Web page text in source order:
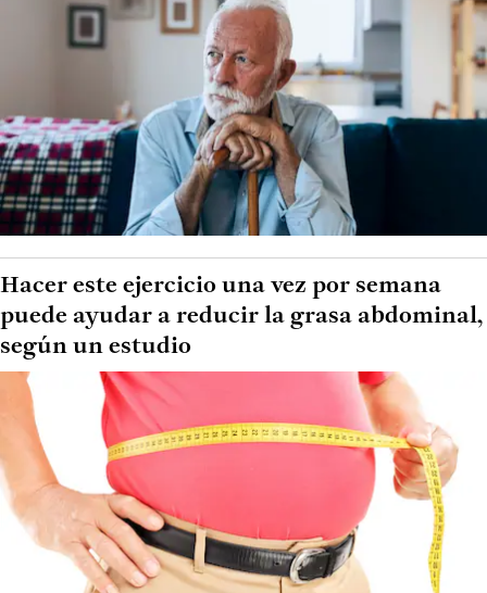
Hacer este ejercicio una vez por semana
puede ayudar a reducir la grasa abdominal,
según un estudio